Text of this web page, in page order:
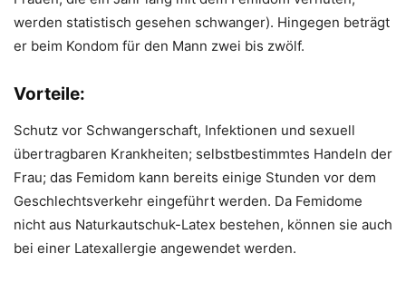
werden statistisch gesehen schwanger). Hingegen beträgt
er beim Kondom für den Mann zwei bis zwölf.
Vorteile:
Schutz vor Schwangerschaft, Infektionen und sexuell
übertragbaren Krankheiten; selbstbestimmtes Handeln der
Frau; das Femidom kann bereits einige Stunden vor dem
Geschlechtsverkehr eingeführt werden. Da Femidome
nicht aus Naturkautschuk-Latex bestehen, können sie auch
bei einer Latexallergie angewendet werden.